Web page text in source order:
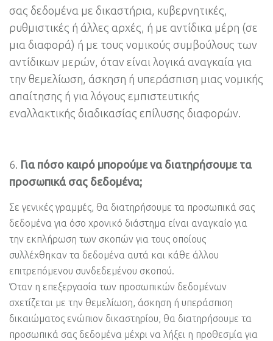
σας δεδομένα με δικαστήρια, κυβερνητικές,
ρυθμιστικές ή άλλες αρχές, ή με αντίδικα μέρη (σε
μια διαφορά) ή με τους νομικούς συμβούλους των
αντίδικων μερών, όταν είναι λογικά αναγκαία για
την θεμελίωση, άσκηση ή υπεράσπιση μιας νομικής
απαίτησης ή για λόγους εμπιστευτικής
εναλλακτικής διαδικασίας επίλυσης διαφορών.
Για πόσο καιρό μπορούμε να διατηρήσουμε τα
προσωπικά σας δεδομένα;
Σε γενικές γραμμές, θα διατηρήσουμε τα προσωπικά σας
δεδομένα για όσο χρονικό διάστημα είναι αναγκαίο για
την εκπλήρωση των σκοπών για τους οποίους
συλλέχθηκαν τα δεδομένα αυτά και κάθε άλλου
επιτρεπόμενου συνδεδεμένου σκοπού.
Όταν η επεξεργασία των προσωπικών δεδομένων
σχετίζεται με την θεμελίωση, άσκηση ή υπεράσπιση
δικαιώματος ενώπιον δικαστηρίου, θα διατηρήσουμε τα
προσωπικά σας δεδομένα μέχρι να λήξει η προθεσμία για